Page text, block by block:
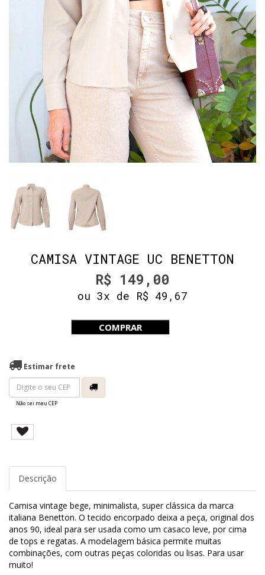
CAMISA VINTAGE UC BENETTON
R$ 149,00
ou 3x de R$ 49,67
COMPRAR
Estimar frete
Não sei meu CEP
Descrição
Camisa vintage bege, minimalista, super clássica da marca
italiana Benetton. O tecido encorpado deixa a peça, original dos
anos 90, ideal para ser usada como um casaco leve, por cima
de tops e regatas. A modelagem básica permite muitas
combinações, com outras peças coloridas ou lisas. Para usar
muito!